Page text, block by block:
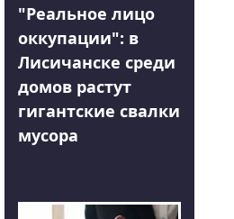
"Реальное лицо
оккупации": в
Лисичанске среди
домов растут
гигантские свалки
мусора